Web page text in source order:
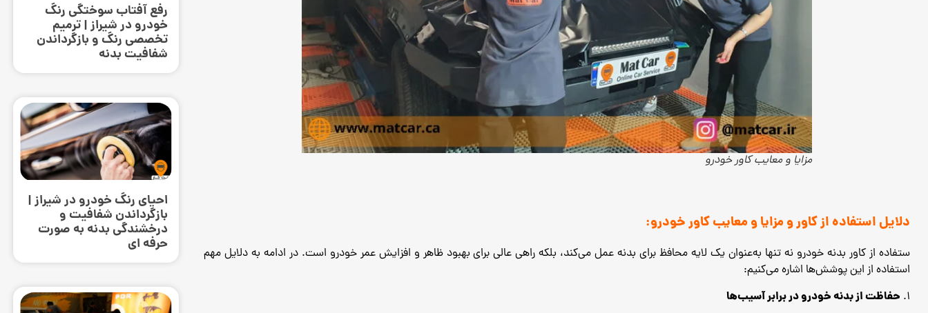
مزایا و معایب کاور خودرو
دلایل استفاده از کاور و مزایا و معایب کاور خودرو:
ستفاده از کاور بدنه خودرو نه تنها به‌عنوان یک لایه محافظ برای بدنه عمل می‌کند، بلکه راهی عالی برای بهبود ظاهر و افزایش عمر خودرو است. در ادامه به دلایل مهم
استفاده از این پوشش‌ها اشاره می‌کنیم:
1. حفاظت از بدنه خودرو در برابر آسیب‌ها
رفع آفتاب سوختگی رنگ
خودرو در شیراز | ترمیم
تخصصی رنگ و بازگرداندن
شفافیت بدنه
احیای رنگ خودرو در شیراز |
بازگرداندن شفافیت و
درخشندگی بدنه به صورت
حرفه‌ ای